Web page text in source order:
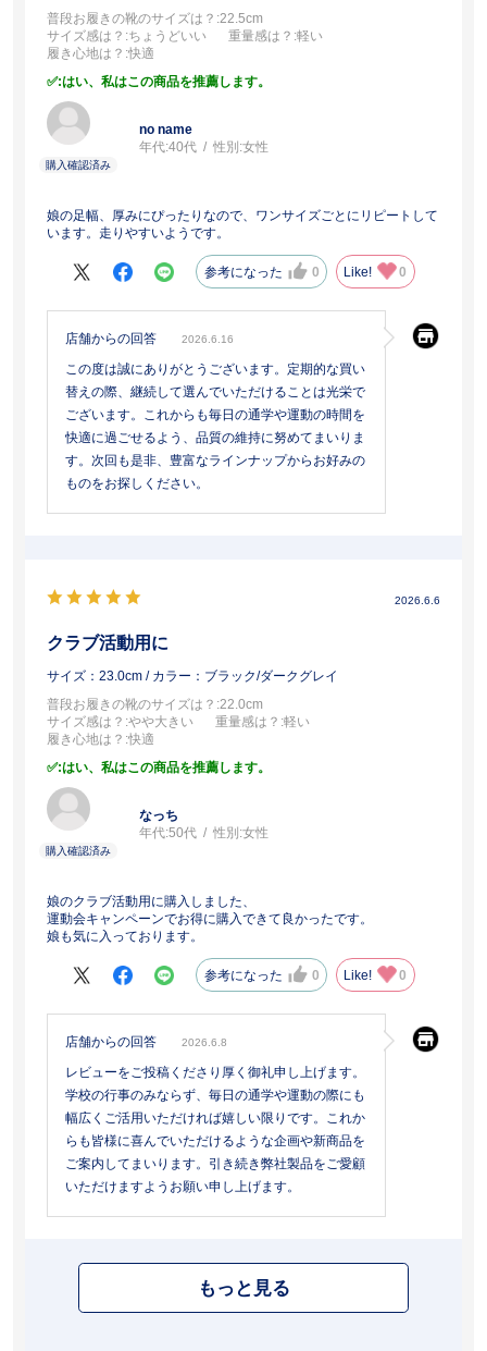
普段お履きの靴のサイズは？ :22.5cm
サイズ感は？ :ちょうどいい 重量感は？ :軽い
履き心地は？ :快適
:はい、私はこの商品を推薦します。
no name
年代:40代 性別:女性
娘の足幅、厚みにぴったりなので、ワンサイズごとにリピートして
います。走りやすいようです。
参考になった 0 Like! 0
店舗からの回答 2026.6.16
この度は誠にありがとうございます。定期的な買い
替えの際、継続して選んでいただけることは光栄で
ございます。これからも毎日の通学や運動の時間を
快適に過ごせるよう、品質の維持に努めてまいりま
す。次回も是非、豊富なラインナップからお好みの
ものをお探しください。
2026.6.6
クラブ活動用に
サイズ：23.0cm / カラー：ブラック/ダークグレイ
普段お履きの靴のサイズは？ :22.0cm
サイズ感は？ :やや大きい 重量感は？ :軽い
履き心地は？ :快適
:はい、私はこの商品を推薦します。
なっち
年代:50代 性別:女性
娘のクラブ活動用に購入しました、
運動会キャンペーンでお得に購入できて良かったです。
娘も気に入っております。
参考になった 0 Like! 0
店舗からの回答 2026.6.8
レビューをご投稿くださり厚く御礼申し上げます。
学校の行事のみならず、毎日の通学や運動の際にも
幅広くご活用いただければ嬉しい限りです。これか
らも皆様に喜んでいただけるような企画や新商品を
ご案内してまいります。引き続き弊社製品をご愛顧
いただけますようお願い申し上げます。
もっと見る